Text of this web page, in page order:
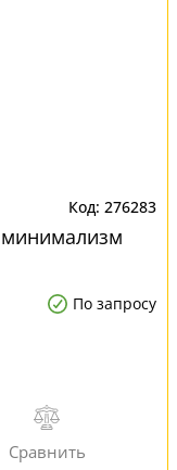
276283
минимализм
По запросу